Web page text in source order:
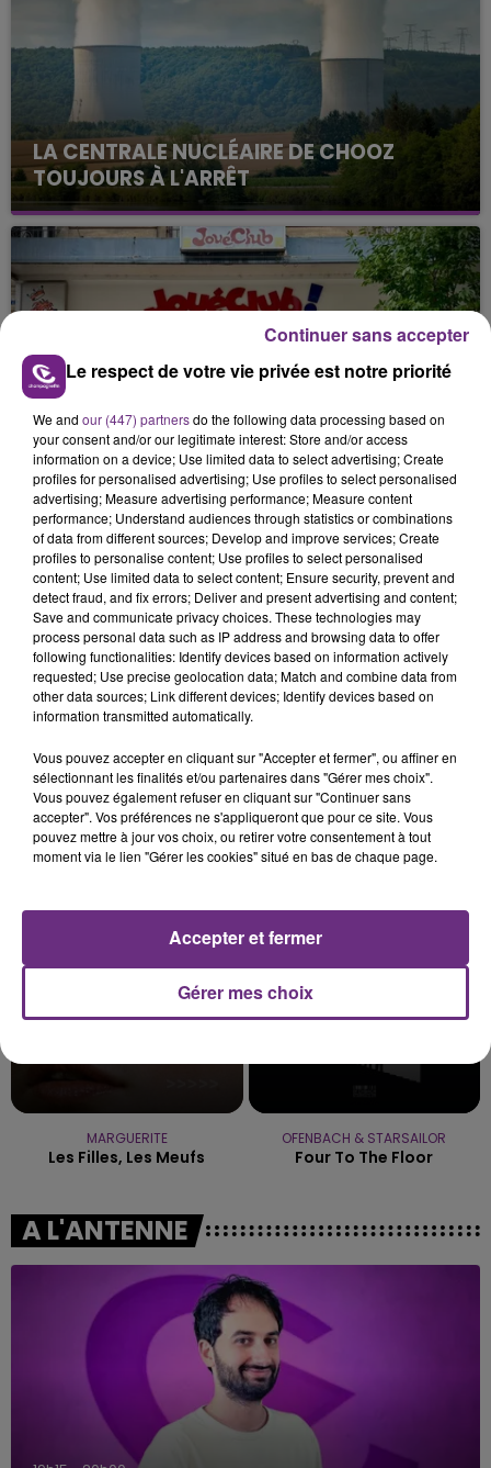
LA CENTRALE NUCLÉAIRE DE CHOOZ
TOUJOURS À L'ARRÊT
Cela fait déjà une semaine que la centrale
nucléaire ardennaise est à l'arrêt. Une situation
justifiée par la sécheresse intense qui est toujours
présente.
LE MAGASIN JOUÉCLUB DE REIMS FERME
SES PORTES
C'était l'une des institutions du centre-ville
rémois. Le magasin JouéClub est contraint de
fermer ses portes.
TITRES DIFFUSÉS
14h21
14h21
STROMAE
Papaoutai
14h19
14h19
ALEX WARREN
Fever Dream
14h15
14h15
MARGUERITE
Les Filles, Les Meufs
14h07
14h07
OFENBACH & STARSAILOR
Four To The Floor
A L'ANTENNE
Le respect de votre vie privée est notre priorité
We and our (447) partnersdo the following data processing based on
your consent and/or our legitimate interest: Store and/or access
information on a device; Use limited data to select advertising; Create
profiles for personalised advertising; Use profiles to select personalised
advertising; Measure advertising performance; Measure content
performance; Understand audiences through statistics or combinations
of data from different sources; Develop and improve services; Create
profiles to personalise content; Use profiles to select personalised
content; Use limited data to select content; Ensure security, prevent and
detect fraud, and fix errors; Deliver and present advertising and content;
Save and communicate privacy choices. These technologies may
process personal data such as IP address and browsing data to offer
following functionalities: Identify devices based on information actively
requested; Use precise geolocation data; Match and combine data from
other data sources; Link different devices; Identify devices based on
information transmitted automatically.
Vous pouvez accepter en cliquant sur "Accepter et fermer", ou affiner en
sélectionnant les finalités et/ou partenaires dans "Gérer mes choix".
Vous pouvez également refuser en cliquant sur "Continuer sans
accepter". Vos préférences ne s'appliqueront que pour ce site. Vous
pouvez mettre à jour vos choix, ou retirer votre consentement à tout
moment via le lien "Gérer les cookies" situé en bas de chaque page.
Gérer mes choix
Accepter et fermer
Continuer sans accepter